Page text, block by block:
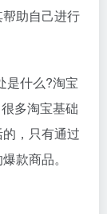
助自己进行
什么?淘宝
多淘宝基础
，只有通过
款商品。